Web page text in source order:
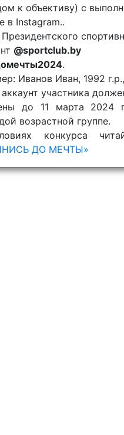
к объективу) с
в Instagram..
@sportclub.by
.
Иванов Иван, 1992
участника
до 11 марта 2024
возрастной группе.
конкурса
ДО МЕЧТЫ»